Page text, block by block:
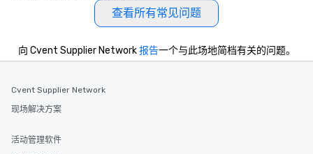
查看所有常见问题
向 Cvent Supplier Network报告一个与此场地简档有关的问题。
Cvent Supplier Network
现场解决方案
活动管理软件